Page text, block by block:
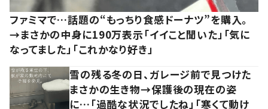
ファミマで…話題の“もっちり食感ドーナツ”を購入。
→まさかの中身に190万表示「イイこと聞いた」「気に
なってました」「これかなり好き」
雪の残る冬の日、ガレージ前で見つけた
まさかの生き物→保護後の現在の姿
に…「過酷な状況でしたね」「寒くて動け